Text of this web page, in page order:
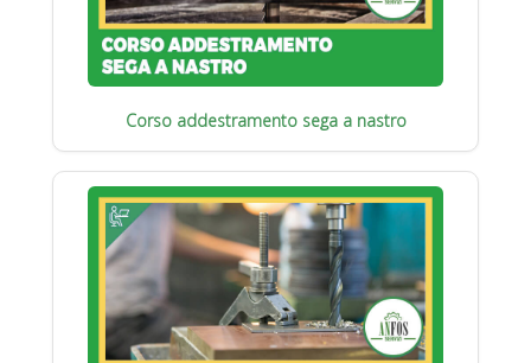
Corso addestramento sega a nastro